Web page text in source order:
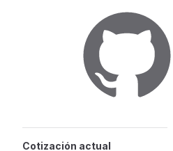
Cotización actual